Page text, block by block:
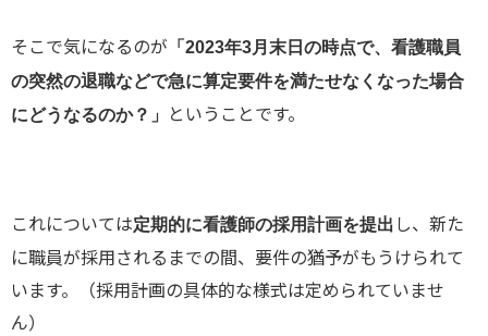
そこで気になるのが 「2023年3月末日の時点で、看護職員
の突然の退職などで急に算定要件を満たせなくなった場合
にどうなるのか？」
ということです。
これについては定期的に看護師の採用計画を提出 し、新た
に職員が採用されるまでの間、要件の猶予がもうけられて
います。（採用計画の具体的な様式は定められていませ
ん）